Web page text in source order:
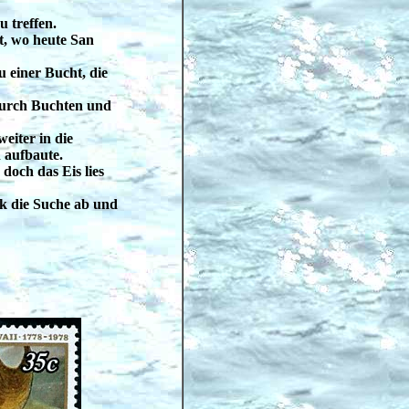
treffen.
wo heute San
einer Bucht, die
Buchten und
in die
aufbaute.
das Eis lies
die Suche ab und